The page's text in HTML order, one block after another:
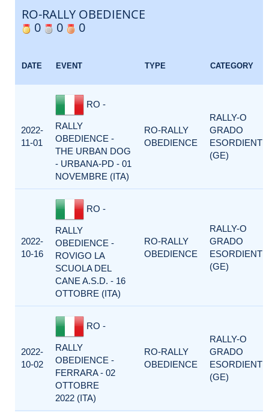
RO-RALLY OBEDIENCE
0
0 0
DATE EVENT TYPE CATEGORY
2022-
11-01
RO -
RALLY
OBEDIENCE -
THE URBAN DOG
- URBANA-PD - 01
NOVEMBRE (ITA)
RO-RALLY
OBEDIENCE
RALLY-O
GRADO
ESORDIENTI
(GE)
2022-
10-16
RO -
RALLY
OBEDIENCE -
ROVIGO LA
SCUOLA DEL
CANE A.S.D. - 16
OTTOBRE (ITA)
RO-RALLY
OBEDIENCE
RALLY-O
GRADO
ESORDIENTI
(GE)
2022-
10-02
RO -
RALLY
OBEDIENCE -
FERRARA - 02
OTTOBRE
2022 (ITA)
RO-RALLY
OBEDIENCE
RALLY-O
GRADO
ESORDIENTI
(GE)